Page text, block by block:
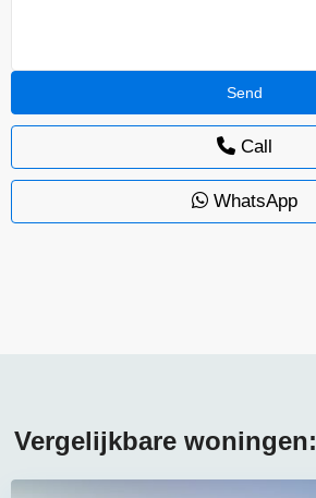
Call
WhatsApp
Vergelijkbare woningen: